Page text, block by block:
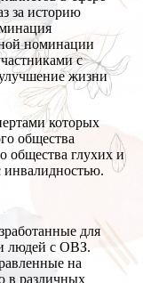
за историю
номинации
с
жизни
которых
общества
общества глухих и
для
людей с ОВЗ.
на
в различных